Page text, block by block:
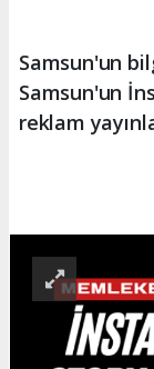
Samsun'un
Samsun'un
reklam